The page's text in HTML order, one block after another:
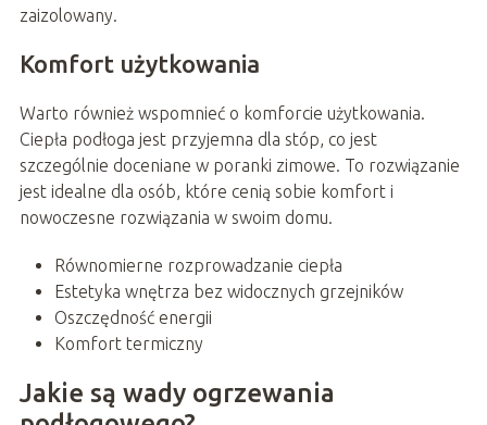
zaizolowany.
Komfort użytkowania
Warto również wspomnieć o komforcie użytkowania.
Ciepła podłoga jest przyjemna dla stóp, co jest
szczególnie doceniane w poranki zimowe. To rozwiązanie
jest idealne dla osób, które cenią sobie komfort i
nowoczesne rozwiązania w swoim domu.
Równomierne rozprowadzanie ciepła
Estetyka wnętrza bez widocznych grzejników
Oszczędność energii
Komfort termiczny
Jakie są wady ogrzewania